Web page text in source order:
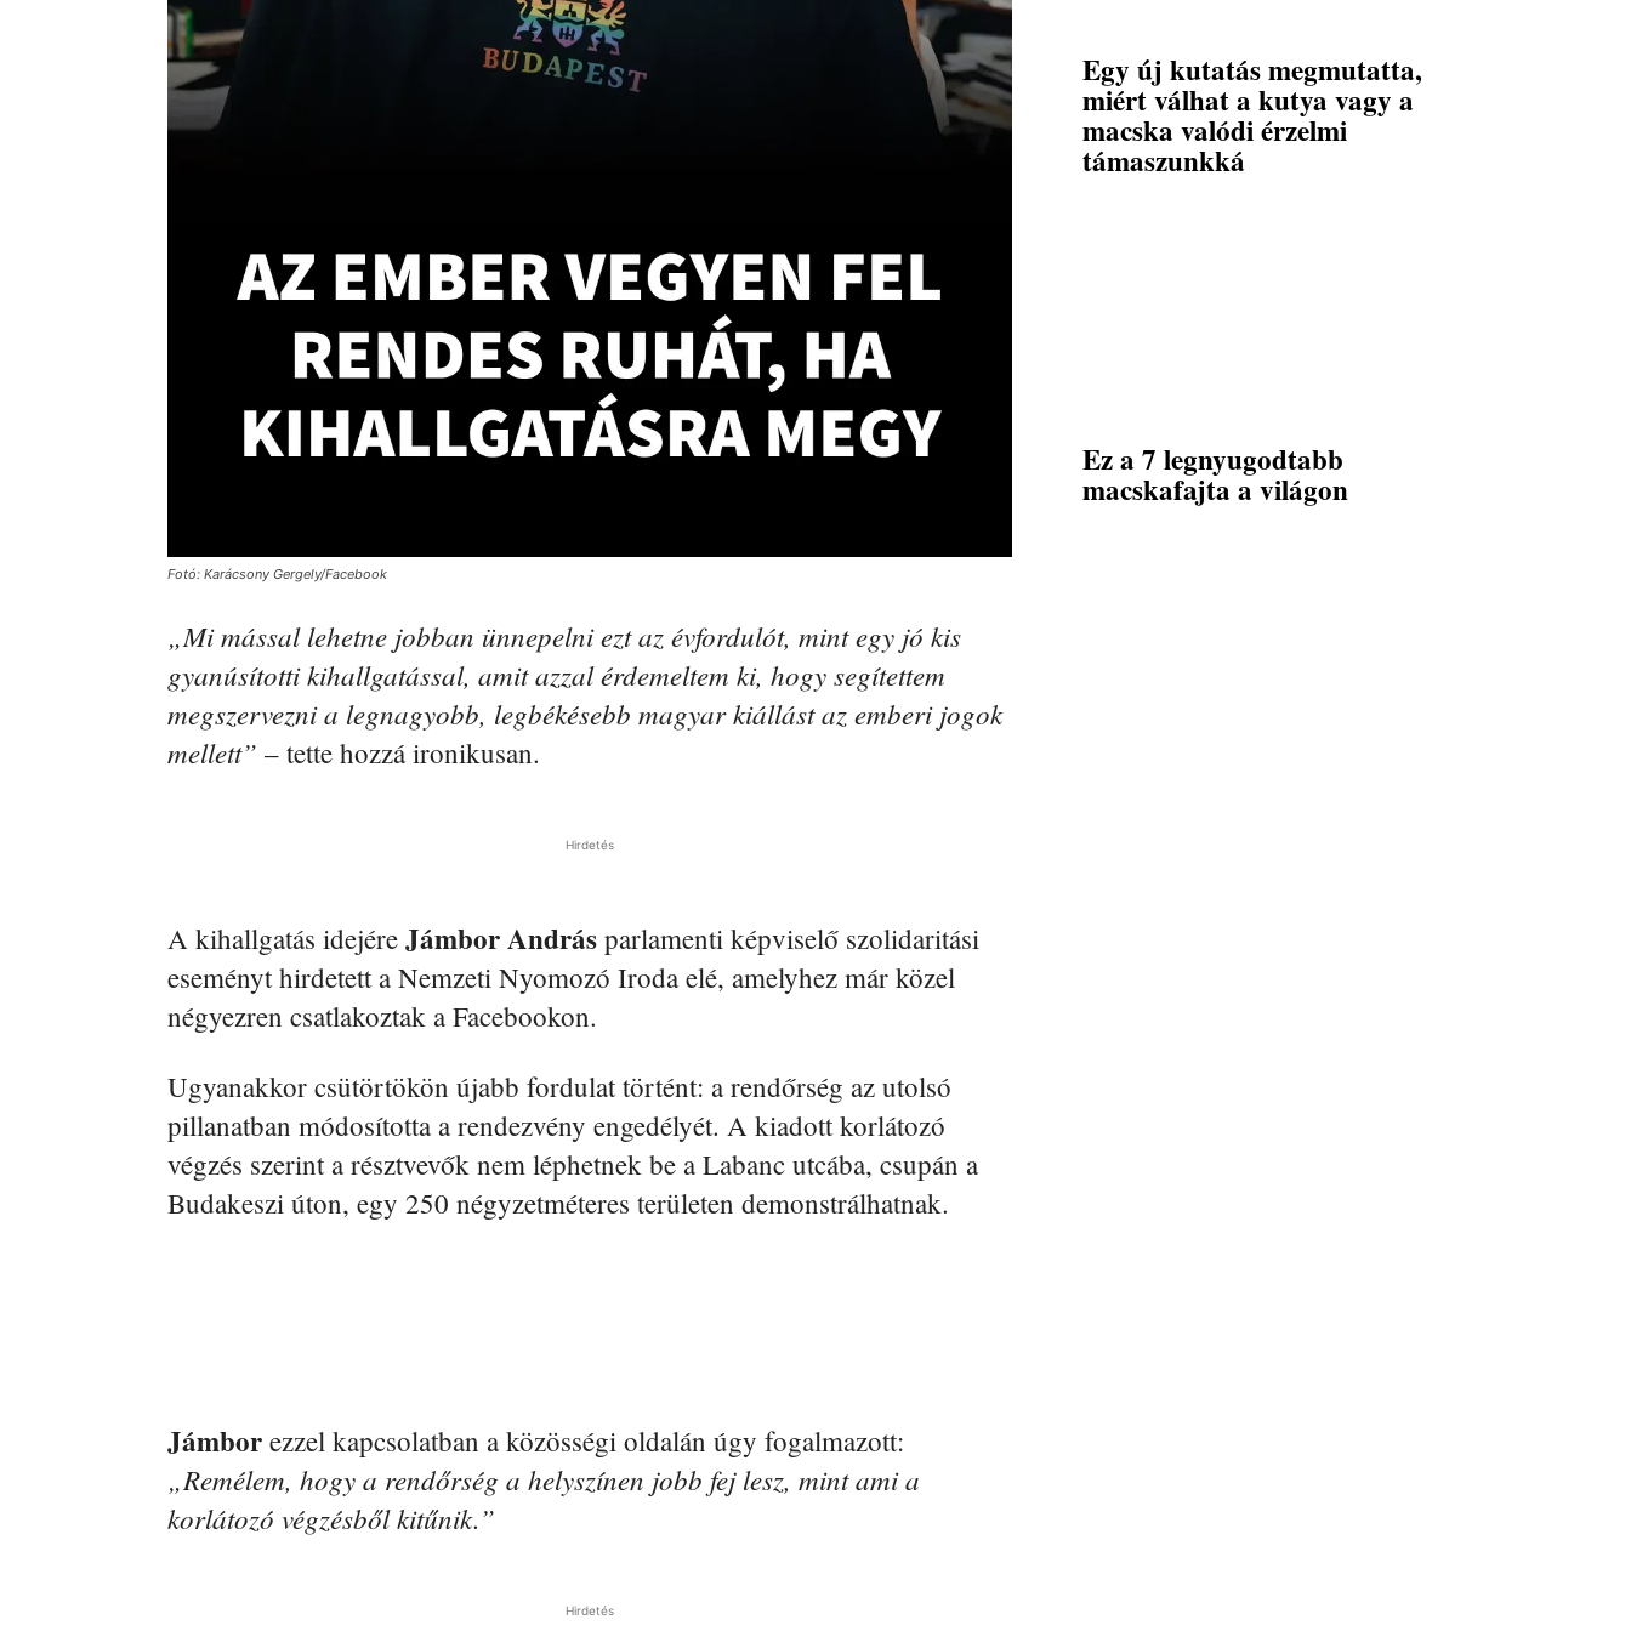
Fotó: Karácsony Gergely/Facebook
„Mi mással lehetne jobban ünnepelni ezt az évfordulót, mint egy jó kis
gyanúsítotti kihallgatással, amit azzal érdemeltem ki, hogy segítettem
megszervezni a legnagyobb, legbékésebb magyar kiállást az emberi jogok
mellett” – tette hozzá ironikusan.
Hirdetés
A kihallgatás idejére Jámbor András parlamenti képviselő szolidaritási
eseményt hirdetett a Nemzeti Nyomozó Iroda elé, amelyhez már közel
négyezren csatlakoztak a Facebookon.
Ugyanakkor csütörtökön újabb fordulat történt: a rendőrség az utolsó
pillanatban módosította a rendezvény engedélyét. A kiadott korlátozó
végzés szerint a résztvevők nem léphetnek be a Labanc utcába, csupán a
Budakeszi úton, egy 250 négyzetméteres területen demonstrálhatnak.
Jámbor ezzel kapcsolatban a közösségi oldalán úgy fogalmazott:
„Remélem, hogy a rendőrség a helyszínen jobb fej lesz, mint ami a
korlátozó végzésből kitűnik.”
Hirdetés
Egy új kutatás megmutatta,
miért válhat a kutya vagy a
macska valódi érzelmi
támaszunkká
Ez a 7 legnyugodtabb
macskafajta a világon